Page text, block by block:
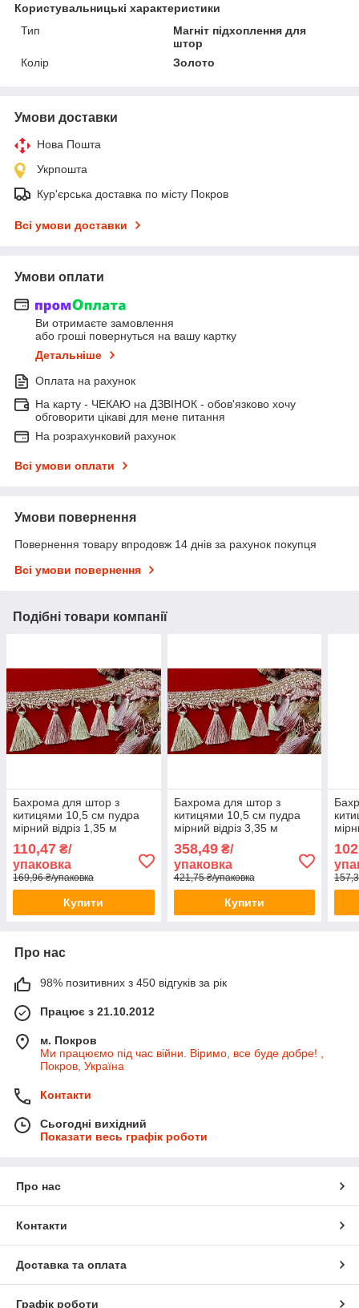
Користувальницькі характеристики
Тип
Магніт підхоплення для
штор
Колір
Золото
Умови доставки
Нова Пошта
Укрпошта
Кур'єрська доставка по місту Покров
Всі умови доставки
Умови оплати
Ви отримаєте замовлення
або гроші повернуться на вашу картку
Детальніше
Оплата на рахунок
На карту - ЧЕКАЮ на ДЗВІНОК - обов'язково хочу
обговорити цікаві для мене питання
На розрахунковий рахунок
Всі умови оплати
Умови повернення
Повернення товару впродовж 14 днів за рахунок покупця
Всі умови повернення
Подібні товари компанії
Бахрома для штор з
китицями 10,5 см пудра
мірний відріз 1,35 м
110,47 ₴/
упаковка
169,96 ₴/упаковка
Купити
Бахрома для штор з
китицями 10,5 см пудра
мірний відріз 3,35 м
358,49₴/
упаковка
421,75 ₴/упаковка
Купити
Про нас
98% позитивних з 450 відгуків за рік
Працює з 21.10.2012
м. Покров
Ми працюємо під час війни. Віримо, все буде добре! ,
Покров, Україна
Контакти
Сьогодні вихідний
Показати весь графік роботи
Про нас
Контакти
Доставка та оплата
Графік роботи